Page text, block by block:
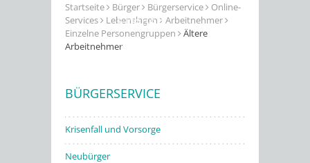
Erleben
in Gernsbach
Startseite Bürger Bürgerservice
Online-
Services
Lebenslagen
Arbeitnehmer
Einzelne Personengruppen
Ältere
Arbeitnehmer
BÜRGERSERVICE
Krisenfall und Vorsorge
Neubürger